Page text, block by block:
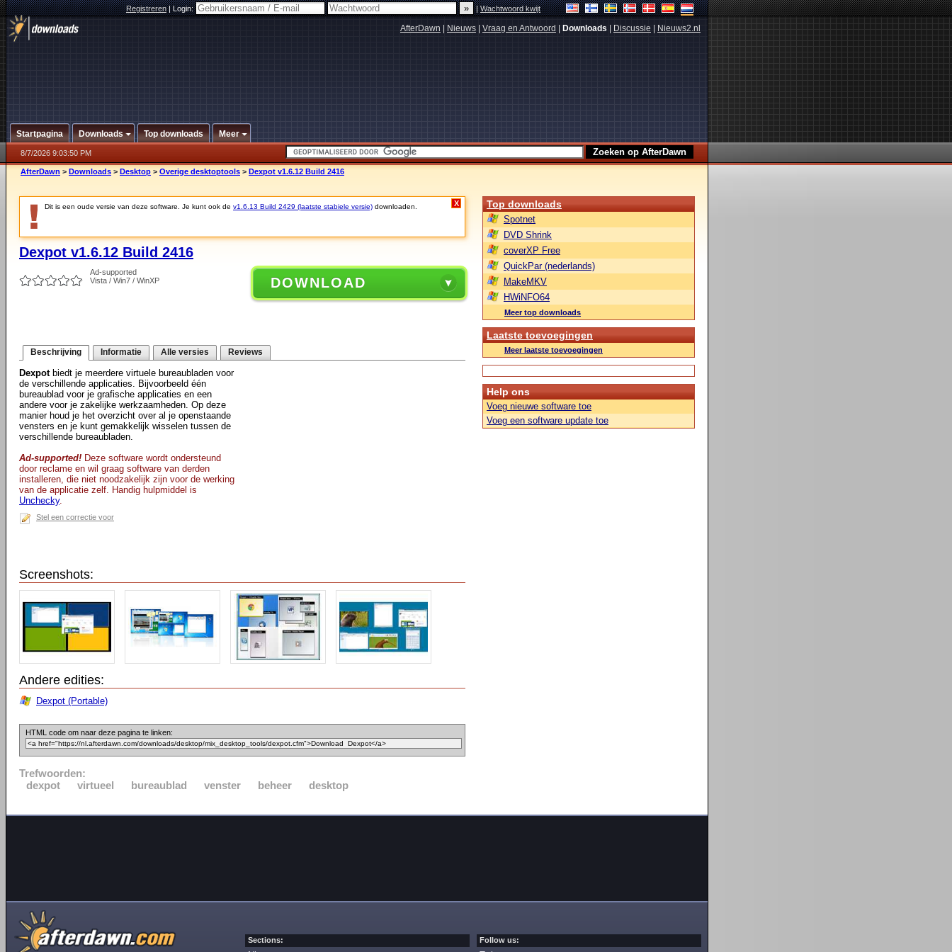
Registreren|Login: |Wachtwoord kwijt
AfterDawn Nieuws Vraag en Antwoord Downloads Discussie Nieuws2.nl
Startpagina Downloads Top downloads Meer
8/7/2026 9:03:50 PM
AfterDawn > Downloads > Desktop > Overige desktoptools > Dexpot v1.6.12 Build 2416
Dit is een oude versie van deze software. Je kunt ook de v1.6.13 Build 2429 (laatste stabiele versie) downloaden. X
Dexpot v1.6.12 Build 2416
Ad-supported
Vista / Win7 / WinXP
DOWNLOAD
Beschrijving Informatie Alle versies Reviews
Dexpotbiedt je meerdere virtuele bureaubladen voor
de verschillende applicaties. Bijvoorbeeld één
bureaublad voor je grafische applicaties en een
andere voor je zakelijke werkzaamheden. Op deze
manier houd je het overzicht over al je openstaande
vensters en je kunt gemakkelijk wisselen tussen de
verschillende bureaubladen.
Ad-supported! Deze software wordt ondersteund
door reclame en wil graag software van derden
installeren, die niet noodzakelijk zijn voor de werking
van de applicatie zelf. Handig hulpmiddel is
Unchecky.
Stel een correctie voor
Screenshots:
Andere edities:
Dexpot (Portable)
HTML code om naar deze pagina te linken:
Trefwoorden:
dexpot
virtueel bureaublad venster beheer desktop
Top downloads
Spotnet
DVD Shrink
coverXP Free
QuickPar (nederlands)
MakeMKV
HWiNFO64
Meer top downloads
Laatste toevoegingen
Meer laatste toevoegingen
Help ons
Voeg nieuwe software toe
Voeg een software update toe
Sections: Follow us: